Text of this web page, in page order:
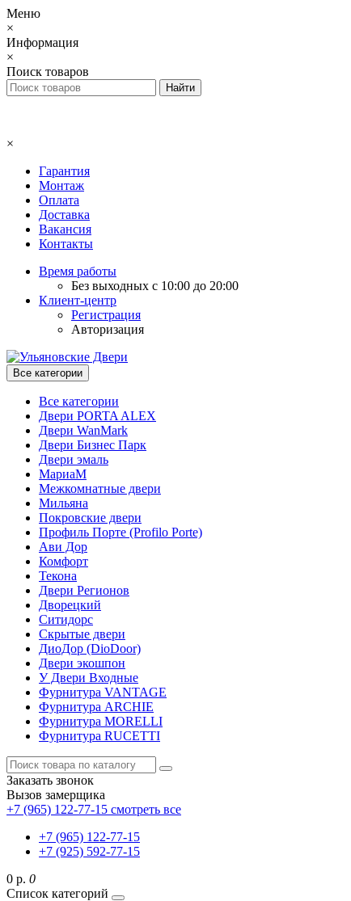
Меню
×
Информация
×
Поиск товаров
×
Гарантия
Монтаж
Оплата
Доставка
Вакансия
Контакты
Время работы
Без выходных с 10:00 до 20:00
Клиент-центр
Регистрация
Авторизация
Все категории
Все категории
Двери PORTA ALEX
Двери WanMark
Двери Бизнес Парк
Двери эмаль
МариаМ
Межкомнатные двери
Мильяна
Покровские двери
Профиль Порте (Profilo Porte)
Ави Дор
Комфорт
Текона
Двери Регионов
Дворецкий
Ситидорс
Скрытые двери
ДиоДор (DioDoor)
Двери экошпон
У Двери Входные
Фурнитура VANTAGE
Фурнитура ARCHIE
Фурнитура MORELLI
Фурнитура RUCETTI
Заказать звонок
Вызов замерщика
+7 (965) 122-77-15 смотреть все
+7 (965) 122-77-15
+7 (925) 592-77-15
0 р. 0
Список категорий